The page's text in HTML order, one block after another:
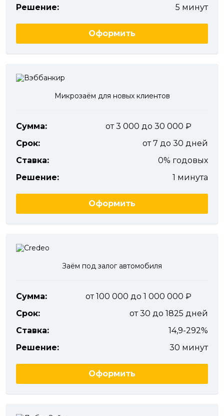
Решение:
5 минут
Оформить
Микрозаём для новых клиентов
Сумма:
от 3 000 до 30 000
Срок:
от 7 до 30 дней
Ставка:
0% годовых
Решение:
1 минута
Оформить
Заём под залог автомобиля
Сумма:
от 100 000 до 1 000 000
Срок:
от 30 до 1825 дней
Ставка:
14,9-292%
Решение:
30 минут
Оформить